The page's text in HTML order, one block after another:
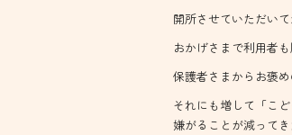
開所させていただいて
おかげさまで利用者
保護者さまからお褒
それにも増して「こ
嫌がることが減って